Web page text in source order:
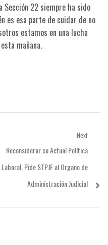
Sección 22 siempre ha sido
es esa parte de cuidar de no
estamos en una lucha
mañana.
Next
Next
post:
Reconsiderar su Actual Política
Laboral, Pide STPJF al Organo de
Administración Judicial